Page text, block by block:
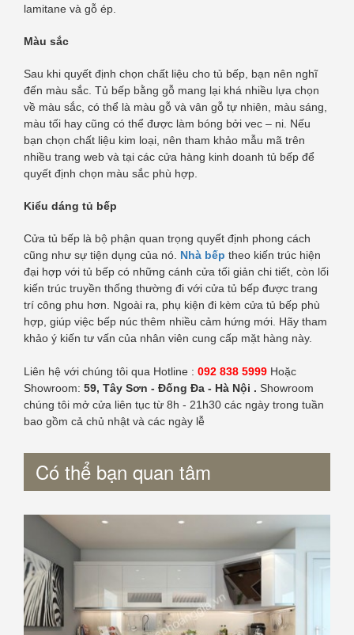
lamitane và gỗ ép.
Màu sắc
Sau khi quyết định chọn chất liệu cho tủ bếp, bạn nên nghĩ
đến màu sắc. Tủ bếp bằng gỗ mang lại khá nhiều lựa chọn
về màu sắc, có thể là màu gỗ và vân gỗ tự nhiên, màu sáng,
màu tối hay cũng có thể được làm bóng bởi vec – ni. Nếu
bạn chọn chất liệu kim loại, nên tham khảo mẫu mã trên
nhiều trang web và tại các cửa hàng kinh doanh tủ bếp để
quyết định chọn màu sắc phù hợp.
Kiểu dáng tủ bếp
Cửa tủ bếp là bộ phận quan trọng quyết định phong cách
cũng như sự tiện dụng của nó. Nhà bếp theo kiến trúc hiện
đại hợp với tủ bếp có những cánh cửa tối giản chi tiết, còn lối
kiến trúc truyền thống thường đi với cửa tủ bếp được trang
trí công phu hơn. Ngoài ra, phụ kiện đi kèm cửa tủ bếp phù
hợp, giúp việc bếp núc thêm nhiều cảm hứng mới. Hãy tham
khảo ý kiến tư vấn của nhân viên cung cấp mặt hàng này.
Liên hệ với chúng tôi qua Hotline : 092 838 5999 Hoặc
Showroom: 59, Tây Sơn - Đống Đa - Hà Nội . Showroom
chúng tôi mở cửa liên tục từ 8h - 21h30 các ngày trong tuần
bao gồm cả chủ nhật và các ngày lễ
Có thể bạn quan tâm